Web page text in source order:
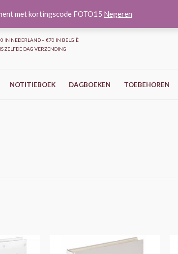
met kortingscode FOTO15 Negeren
IN NEDERLAND – €70 IN BELGIË
ZELFDE DAG VERZENDING
NOTITIEBOEK DAGBOEKEN TOEBEHOREN